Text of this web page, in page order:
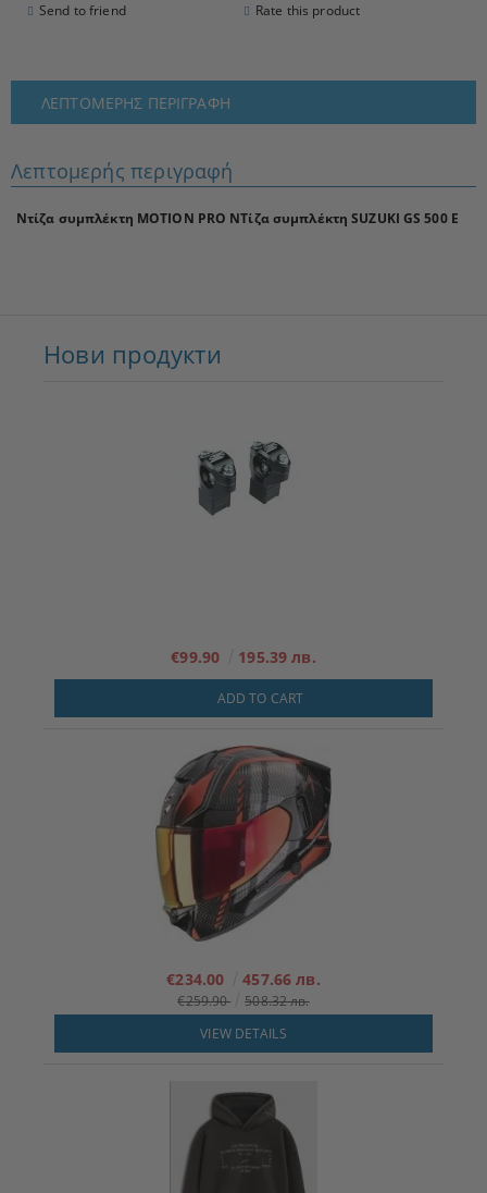
Send to friend Rate this product
ΛΕΠΤΟΜΕΡΉΣ ΠΕΡΙΓΡΑΦΉ
Λεπτομερής περιγραφή
Ντίζα συμπλέκτη MOTION PRO ΝΤίζα συμπλέκτη SUZUKI GS 500 E
Нови продукти
€99.90 195.39 лв.
ADD TO CART
€234.00 457.66 лв.
€259.90
508.32 лв.
VIEW DETAILS